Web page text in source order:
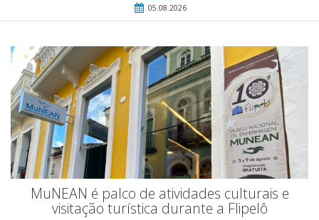
05.08.2026
MuNEAN é palco de atividades culturais e
visitação turística durante a Flipelô